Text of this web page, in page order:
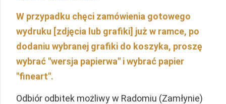
W przypadku chęci zamówienia gotowego
wydruku [zdjęcia lub grafiki] już w ramce, po
dodaniu wybranej grafiki do koszyka, proszę
wybrać "wersja papierwa" i wybrać papier
"fineart".
Odbiór odbitek możliwy w Radomiu (Zamłynie)